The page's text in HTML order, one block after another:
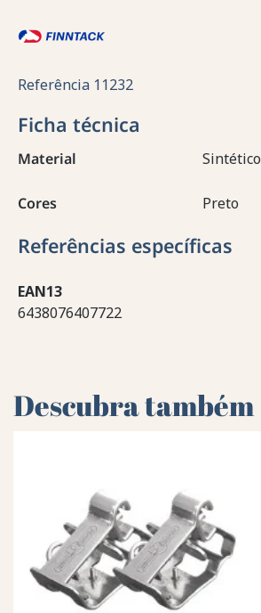
Referência 11232
Ficha técnica
Material Sintético
Cores Preto
Referências específicas
EAN13
6438076407722
Descubra também